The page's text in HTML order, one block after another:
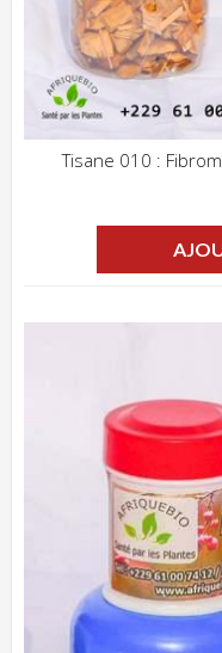
Tisane 010 :